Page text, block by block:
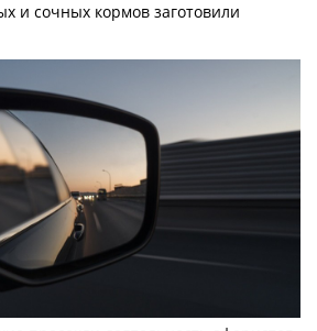
и сочных кормов заготовили